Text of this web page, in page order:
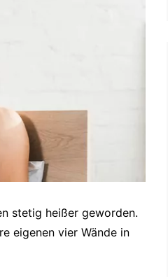
stetig heißer geworden.
eigenen vier Wände in